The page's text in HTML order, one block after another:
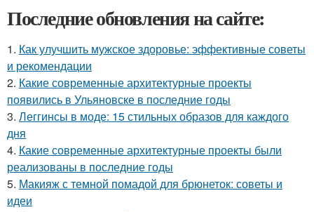
Последние обновления на сайте:
1. Как улучшить мужское здоровье: эффективные советы
и рекомендации
2. Какие современные архитектурные проекты
появились в Ульяновске в последние годы
3. Леггинсы в моде: 15 стильных образов для каждого
дня
4. Какие современные архитектурные проекты были
реализованы в последние годы
5. Макияж с темной помадой для брюнеток: советы и
идеи